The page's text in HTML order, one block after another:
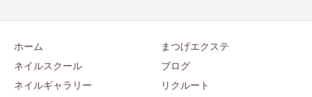
ホーム
ネイルスクール
ネイルギャラリー
まつげエクステ
ブログ
リクルート